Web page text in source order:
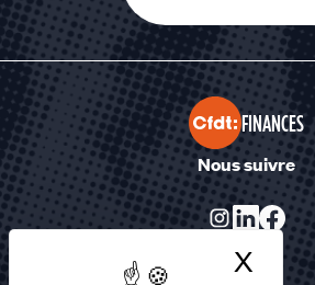
X
FINANCES
Nous suivre